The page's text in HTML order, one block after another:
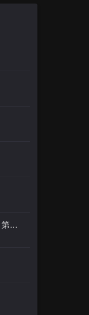
我推成为了上司 第二季